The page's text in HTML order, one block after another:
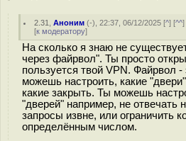
2.31 ,Аноним (-), 22:37, 06/12/2025 [^] [^^]
[к модератору]
На сколько я знаю не
через файрвол". Ты просто
пользуется твой VPN. Файрвол
можешь настроить, какие
какие закрыть. Ты можешь
"дверей" например, не отвечать
запросы извне, или ограничить
определённым числом.